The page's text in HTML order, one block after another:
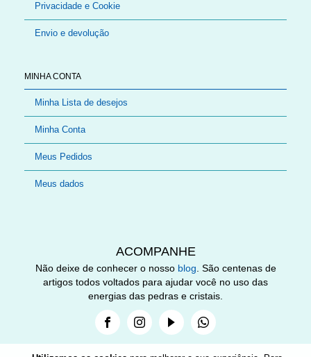
Privacidade e Cookie
Envio e devolução
MINHA CONTA
Minha Lista de desejos
Minha Conta
Meus Pedidos
Meus dados
ACOMPANHE
Não deixe de conhecer o nosso blog. São centenas de
artigos todos voltados para ajudar você no uso das
energias das pedras e cristais.
FacebookInstagramYoutubeWhatsapp